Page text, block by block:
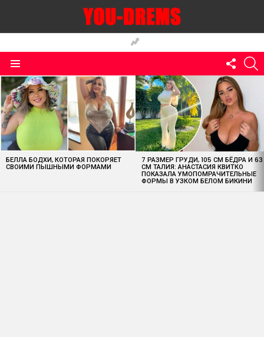
US
MOST
VIEWED
STORIES
БЕЛЛА БОДХИ, КОТОРАЯ ПОКОРЯЕТ
СВОИМИ ПЫШНЫМИ ФОРМАМИ
7 РАЗМЕР ГРУДИ, 105 СМ БЁДРА И 63
СМ ТАЛИЯ: АНАСТАСИЯ КВИТКО
ПОКАЗАЛА УМОПОМРАЧИТЕЛЬНЫЕ
ФОРМЫ В УЗКОМ БЕЛОМ БИКИНИ